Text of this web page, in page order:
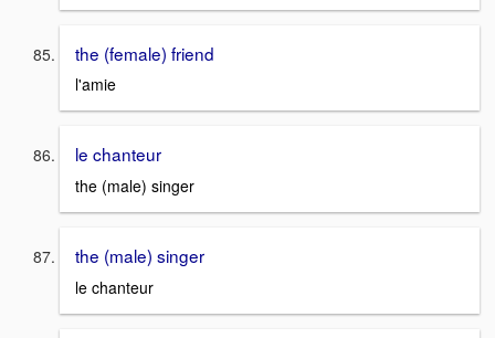
the (female) friend
l'amie
le chanteur
the (male) singer
the (male) singer
le chanteur